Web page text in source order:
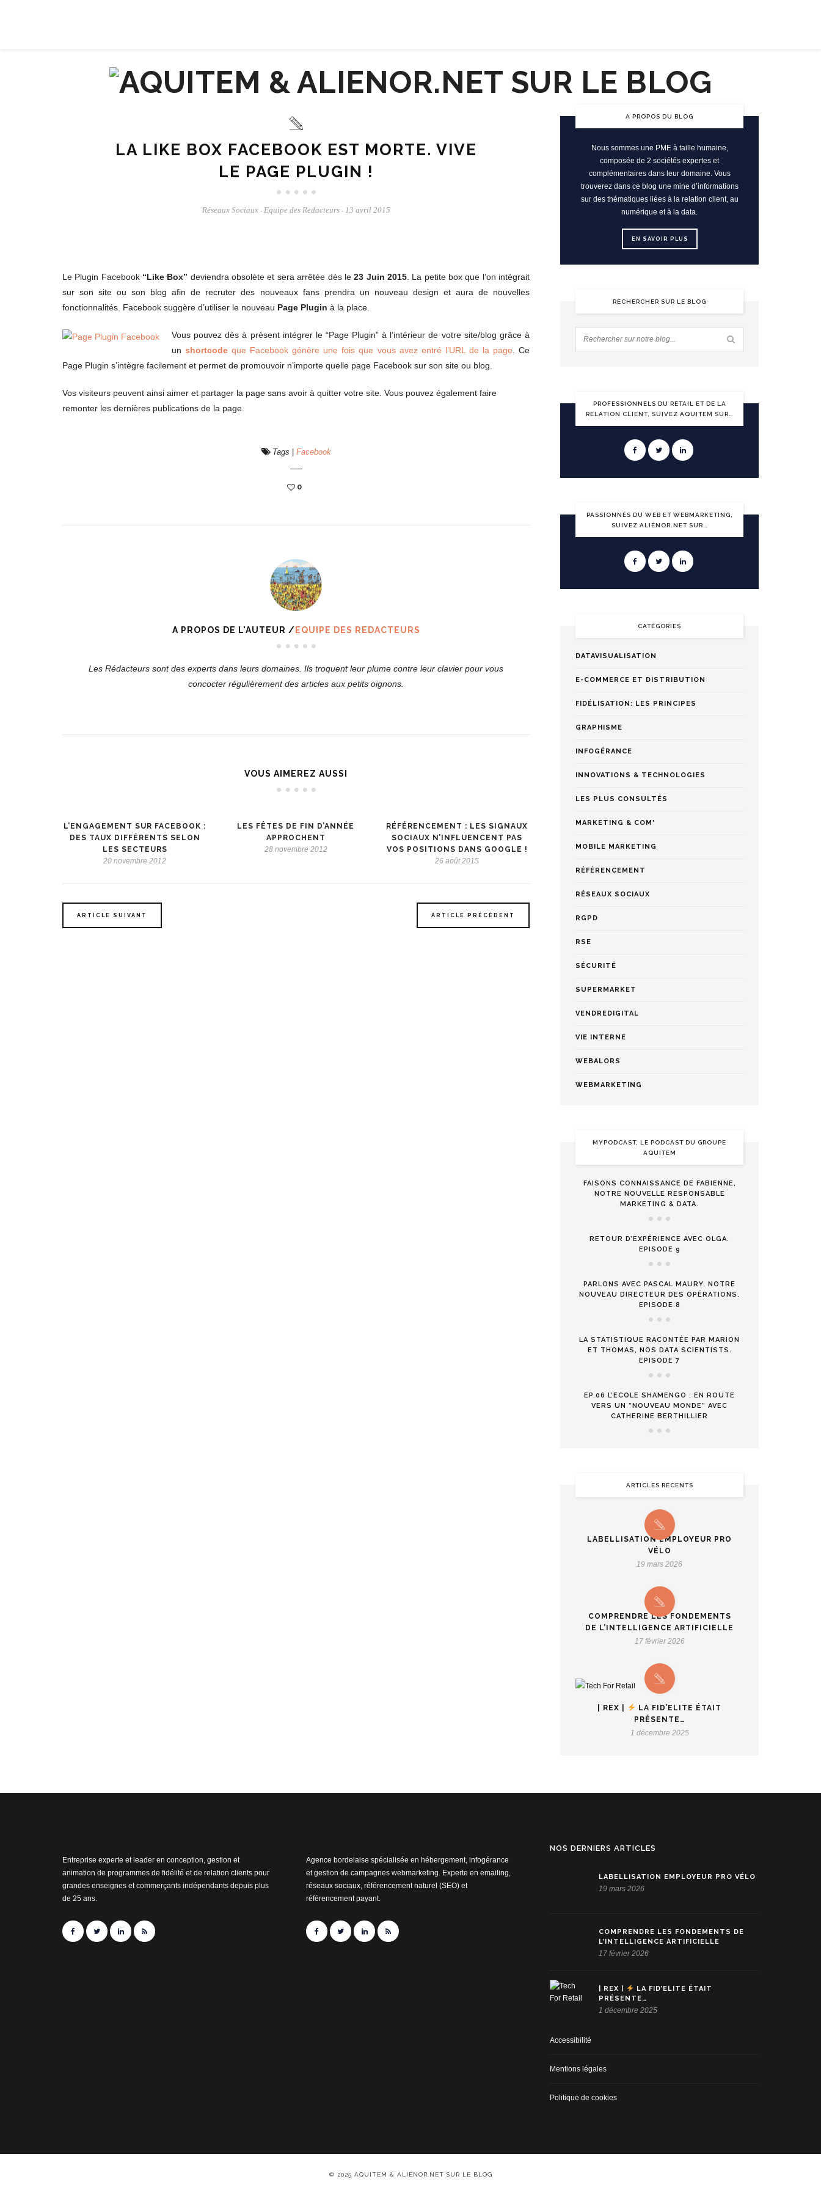
LA LIKE BOX FACEBOOK EST MORTE. VIVE
LE PAGE PLUGIN !
Réseaux Sociaux - Equipe des Redacteurs - 13 avril 2015
Le Plugin Facebook “Like Box” deviendra obsolète et sera arrêtée dès le23 Juin 2015. La petite box que l’on intégrait
sur son site ou son blog afin de recruter des nouveaux fans prendra un nouveau design et aura de nouvelles
fonctionnalités. Facebook suggère d’utiliser le nouveau Page Plugin à la place.
Vous pouvez dès à présent intégrer le “Page Plugin” à l’intérieur de votre site/blog grâce à
unshortcode que Facebook génère une fois que vous avez entré l’URL de la page . Ce
Page Plugin s’intègre facilement et permet de promouvoir n’importe quelle page Facebook sur son site ou blog.
Vos visiteurs peuvent ainsi aimer et partager la page sans avoir à quitter votre site. Vous pouvez également faire
remonter les dernières publications de la page.
Tags Facebook
0
A PROPOS DE L'AUTEUR / EQUIPE DES REDACTEURS
Les Rédacteurs sont des experts dans leurs domaines. Ils troquent leur plume contre leur clavier pour vous
concocter régulièrement des articles aux petits oignons.
VOUS AIMEREZ AUSSI
L’ENGAGEMENT SUR FACEBOOK :
DES TAUX DIFFÉRENTS SELON
LES SECTEURS
20 novembre 2012
LES FÊTES DE FIN D’ANNÉE
APPROCHENT
28 novembre 2012
RÉFÉRENCEMENT : LES SIGNAUX
SOCIAUX N’INFLUENCENT PAS
VOS POSITIONS DANS GOOGLE !
26 août 2015
ARTICLE PRÉCÉDENT
ARTICLE SUIVANT
A PROPOS DU BLOG
Nous sommes une PME à taille humaine,
composée de 2 sociétés expertes et
complémentaires dans leur domaine. Vous
trouverez dans ce blog une mine d’informations
sur des thématiques liées à la relation client, au
numérique et à la data.
EN SAVOIR PLUS
RECHERCHER SUR LE BLOG
PROFESSIONNELS DU RETAIL ET DE LA
RELATION CLIENT, SUIVEZ AQUITEM SUR…
PASSIONNÉS DU WEB ET WEBMARKETING,
SUIVEZ ALIÉNOR.NET SUR…
CATÉGORIES
DATAVISUALISATION
E-COMMERCE ET DISTRIBUTION
FIDÉLISATION: LES PRINCIPES
GRAPHISME
INFOGÉRANCE
INNOVATIONS & TECHNOLOGIES
LES PLUS CONSULTÉS
MARKETING & COM'
MOBILE MARKETING
RÉFÉRENCEMENT
RÉSEAUX SOCIAUX
RGPD
RSE
SÉCURITÉ
SUPERMARKET
VENDREDIGITAL
VIE INTERNE
WEBALORS
WEBMARKETING
MYPODCAST, LE PODCAST DU GROUPE
AQUITEM
FAISONS CONNAISSANCE DE FABIENNE,
NOTRE NOUVELLE RESPONSABLE
MARKETING & DATA.
RETOUR D’EXPÉRIENCE AVEC OLGA.
EPISODE 9
PARLONS AVEC PASCAL MAURY, NOTRE
NOUVEAU DIRECTEUR DES OPÉRATIONS.
EPISODE 8
LA STATISTIQUE RACONTÉE PAR MARION
ET THOMAS, NOS DATA SCIENTISTS.
EPISODE 7
EP.06 L’ECOLE SHAMENGO : EN ROUTE
VERS UN “NOUVEAU MONDE” AVEC
CATHERINE BERTHILLIER
ARTICLES RÉCENTS
LABELLISATION EMPLOYEUR PRO
VÉLO
19 mars 2026
COMPRENDRE LES FONDEMENTS
DE L’INTELLIGENCE ARTIFICIELLE
17 février 2026
| REX |
LA FID’ELITE ÉTAIT
PRÉSENTE…
1 décembre 2025
Entreprise experte et leader en conception, gestion et
animation de programmes de fidélité et de relation clients pour
grandes enseignes et commerçants indépendants depuis plus
de 25 ans.
Agence bordelaise spécialisée en hébergement, infogérance
et gestion de campagnes webmarketing. Experte en emailing,
réseaux sociaux, référencement naturel (SEO) et
référencement payant.
NOS DERNIERS ARTICLES
LABELLISATION EMPLOYEUR PRO VÉLO
19 mars 2026
COMPRENDRE LES FONDEMENTS DE
L’INTELLIGENCE ARTIFICIELLE
17 février 2026
| REX |
LA FID’ELITE ÉTAIT
PRÉSENTE…
1 décembre 2025
Accessibilité
Mentions légales
Politique de cookies
© 2025 AQUITEM & ALIÉNOR.NET SUR LE BLOG